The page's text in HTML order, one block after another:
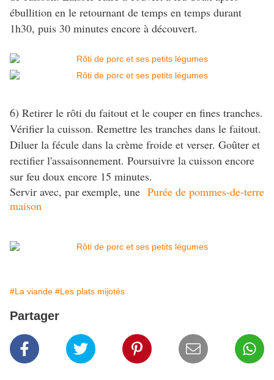
ébullition en le retournant de temps en temps durant
1h30, puis 30 minutes encore à découvert.
6) Retirer le rôti du faitout et le couper en fines tranches.
Vérifier la cuisson. Remettre les tranches dans le faitout.
Diluer la fécule dans la crème froide et verser. Goûter et
rectifier l'assaisonnement. Poursuivre la cuisson encore
sur feu doux encore 15 minutes.
Servir avec, par exemple, une Purée de pommes-de-terre
maison
#La viande #Les plats mijotés
Partager